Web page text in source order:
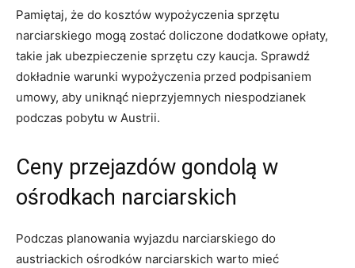
Pamiętaj, że do kosztów⁢ wypożyczenia sprzętu
narciarskiego mogą zostać doliczone dodatkowe opłaty,
takie⁣ jak ubezpieczenie sprzętu czy kaucja. Sprawdź
dokładnie warunki wypożyczenia przed podpisaniem
umowy, aby uniknąć nieprzyjemnych niespodzianek
podczas pobytu w Austrii.
Ceny przejazdów gondolą w
ośrodkach narciarskich
Podczas planowania wyjazdu narciarskiego do
austriackich ośrodków narciarskich warto mieć​